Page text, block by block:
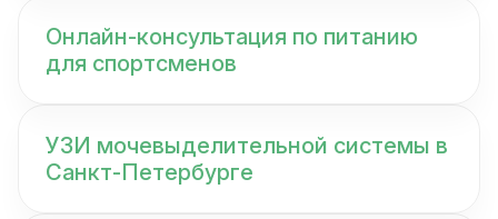
Онлайн-консультация по питанию
для спортсменов
УЗИ мочевыделительной системы в
Санкт-Петербурге